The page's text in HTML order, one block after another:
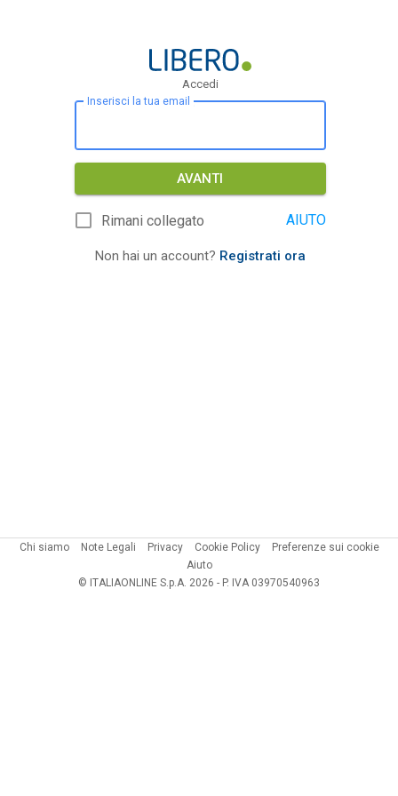
Accedi
Inserisci la tua email
AVANTI
Rimani collegato AIUTO
Non hai un account? Registrati ora
Chi siamo Note Legali Privacy Cookie Policy
Preferenze sui cookie
Aiuto
© ITALIAONLINE S.p.A. 2026 - P. IVA 03970540963